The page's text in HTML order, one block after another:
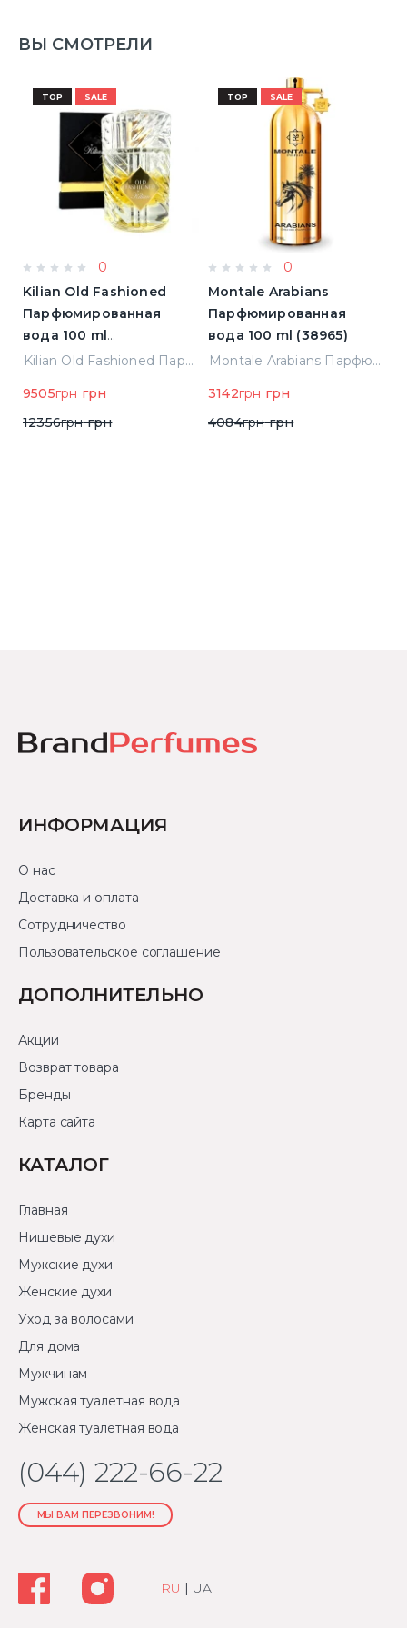
ВЫ СМОТРЕЛИ
TOP SALE
0
Kilian Old Fashioned
Парфюмированная
вода 100 ml
(3700550240723)
Kilian Old Fashioned Парфюмированная вода 100 ml (3700550240723)
9505грн грн
12356грнгрн
TOP SALE
0
Montale Arabians
Парфюмированная
вода 100 ml (38965)
Montale Arabians Парфюмированная вода 100 ml (38965)
3142грн грн
4084грнгрн
ИНФОРМАЦИЯ
О нас
Доставка и оплата
Сотрудничество
Пользовательское соглашение
ДОПОЛНИТЕЛЬНО
Акции
Возврат товара
Бренды
Карта сайта
КАТАЛОГ
Главная
Нишевые духи
Мужские духи
Женские духи
Уход за волосами
Для дома
Мужчинам
Мужская туалетная вода
Женская туалетная вода
(044) 222-66-22
МЫ ВАМ ПЕРЕЗВОНИМ!
RU | UA